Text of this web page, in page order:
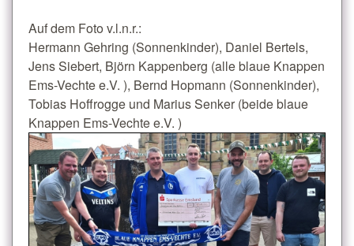
Auf dem Foto v.l.n.r.:
Hermann Gehring (Sonnenkinder), Daniel Bertels,
Jens Siebert, Björn Kappenberg (alle blaue Knappen
Ems-Vechte e.V. ), Bernd Hopmann (Sonnenkinder),
Tobias Hoffrogge und Marius Senker (beide blaue
Knappen Ems-Vechte e.V. )